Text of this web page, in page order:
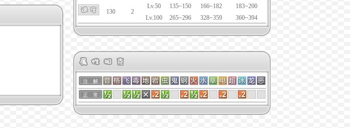
130 2
Lv.50
Lv.100
135~150
265~296
166~182
328~359
183~200
360~394
注 解
正 常